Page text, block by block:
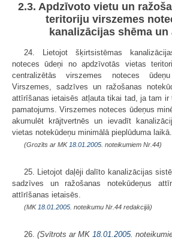
2.3. Apdzīvoto vietu un
teritoriju virszemes
kanalizācijas shēma
24. Lietojot šķirtsistēmas
noteces ūdeņi no apdzīvotās vietas
centralizētās virszemes noteces
Virszemes, sadzīves un ražošanas
attīrīšanas ietaisēs atļauta tikai tad, ja tam ir
pamatojums. Virszemes noteces ūdeņus
akumulēt krājtvertnēs un ievadīt
vietas notekūdeņu minimālā pieplūduma laikā.
(Grozīts ar MK 18.01.2005. noteikumiem Nr.44)
25. Lietojot daļēji dalīto kanalizācijas
sadzīves un ražošanas notekūdeņus
attīrīšanas ietaisēs.
(MK 18.01.2005. noteikumu Nr.44 redakcijā)
26. (Svītrots ar MK 18.01.2005.